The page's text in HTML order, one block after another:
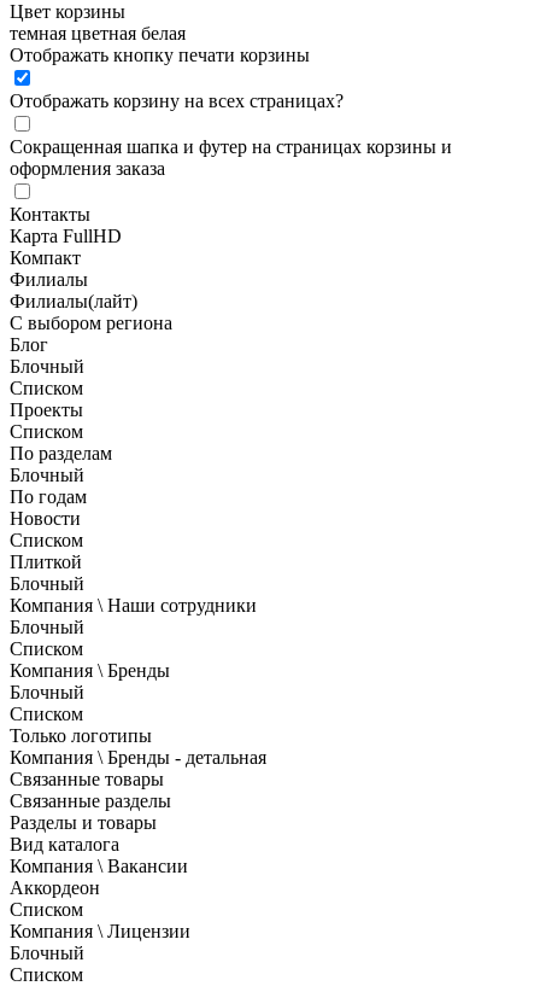
Цвет корзины
темная цветная белая
Отображать кнопку печати корзины
Отображать корзину на всех страницах?
Сокращенная шапка и футер на страницах корзины и
оформления заказа
Контакты
Карта FullHD
Компакт
Филиалы
Филиалы(лайт)
С выбором региона
Блог
Блочный
Списком
Проекты
Списком
По разделам
Блочный
По годам
Новости
Списком
Плиткой
Блочный
Компания \ Наши сотрудники
Блочный
Списком
Компания \ Бренды
Блочный
Списком
Только логотипы
Компания \ Бренды - детальная
Связанные товары
Связанные разделы
Разделы и товары
Вид каталога
Компания \ Вакансии
Аккордеон
Списком
Компания \ Лицензии
Блочный
Списком